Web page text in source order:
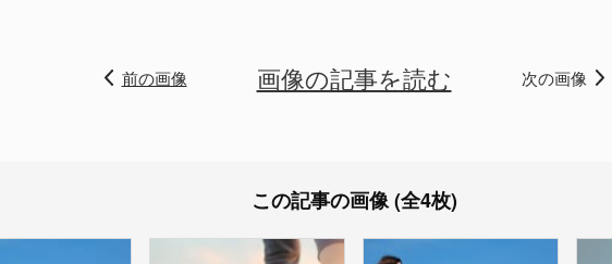
前の画像 画像の記事を読む 次の画像
この記事の画像 (全4枚)